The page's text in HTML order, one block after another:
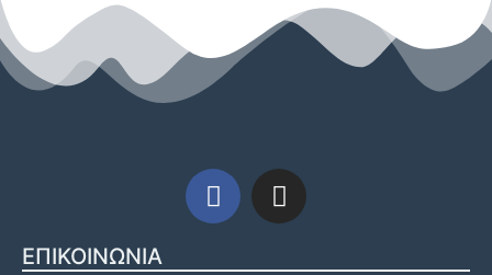
ΕΠΙΚΟΙΝΩΝΙΑ